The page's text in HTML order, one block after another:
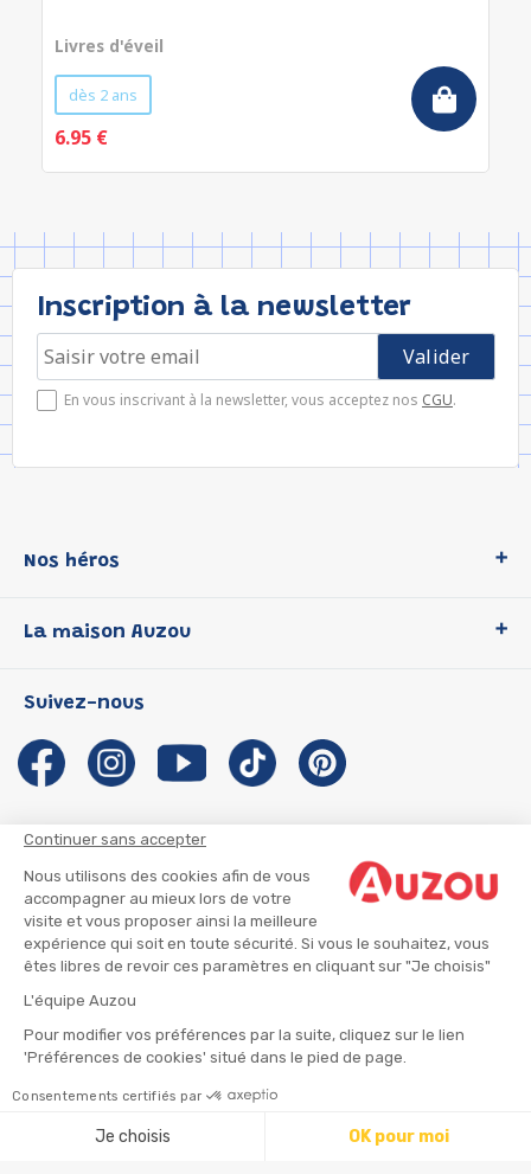
Continuer sans accepter
Nous utilisons des cookies afin de vous
accompagner au mieux lors de votre
visite et vous proposer ainsi la meilleure
expérience qui soit en toute sécurité. Si vous le souhaitez, vous
êtes libres de revoir ces paramètres en cliquant sur "Je choisis"
L'équipe Auzou
Pour modifier vos préférences par la suite, cliquez sur le lien
'Préférences de cookies' situé dans le pied de page.
Consentements certifiés par
Je choisis OK pour moi
Ajouter au panier
Livres d'éveil
dès 2 ans
6.95 €
Inscription à la newsletter
En vous inscrivant à la newsletter, vous acceptez nos CGU.
Nos héros
P'tit Loup
Les Influenceuses
Migali
Petite Taupe
La maison Auzou
Notre histoire
Auzou s'engage
Auteurs et illustrateurs Auzou
Suivre mon colis
Infos consommateur
Suivez-nous
CGU
CGV
Mentions légales
© 2026 - AUZOU |